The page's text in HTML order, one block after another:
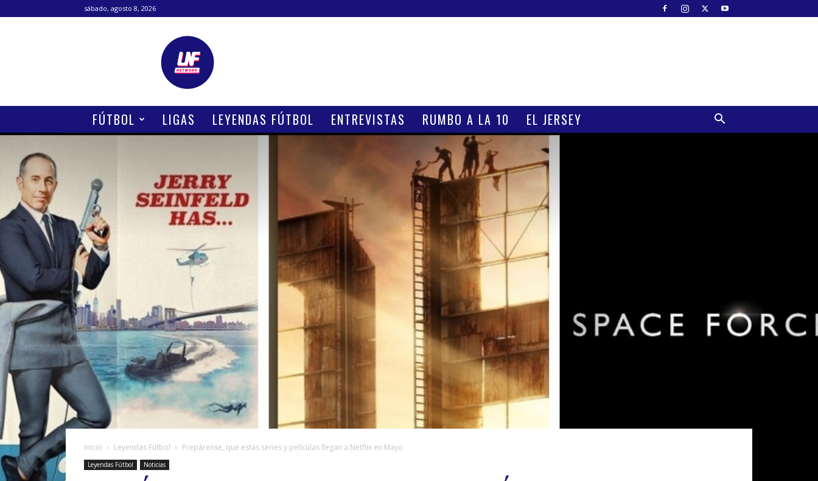
sábado, agosto 8, 2026
Lanetafutbolera
FÚTBOL LIGAS LEYENDAS FÚTBOL ENTREVISTAS RUMBO A LA 10 EL JERSEY
Inicio Leyendas Fútbol Prepárense, que estas series y películas llegan a Netflix en Mayo
Leyendas Fútbol Noticias